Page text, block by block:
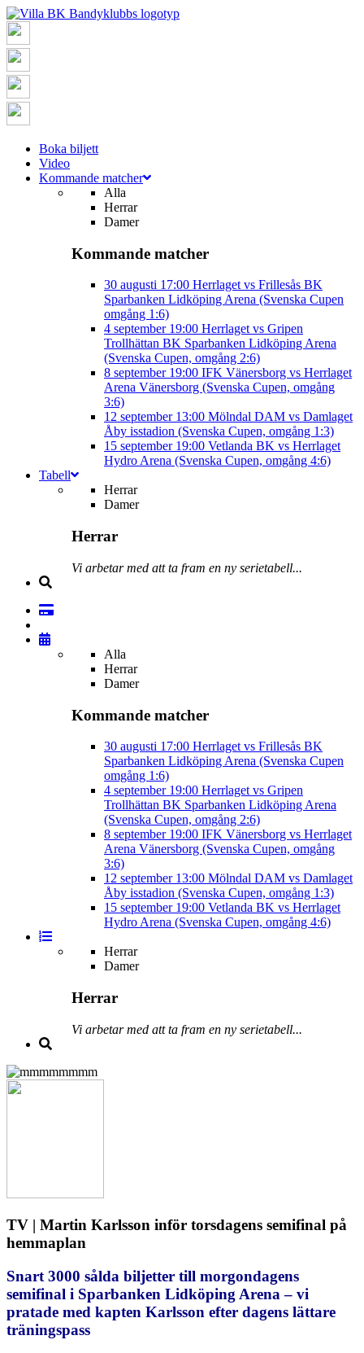
Boka biljett
Video
Kommande matcher
Alla
Herrar
Damer
Kommande matcher
30 augusti 17:00 Herrlaget vs Frillesås BK
Sparbanken Lidköping Arena (Svenska Cupen
omgång 1:6)
4 september 19:00 Herrlaget vs Gripen
Trollhättan BK Sparbanken Lidköping Arena
(Svenska Cupen, omgång 2:6)
8 september 19:00 IFK Vänersborg vs Herrlaget
Arena Vänersborg (Svenska Cupen, omgång
3:6)
12 september 13:00 Mölndal DAM vs Damlaget
Åby isstadion (Svenska Cupen, omgång 1:3)
15 september 19:00 Vetlanda BK vs Herrlaget
Hydro Arena (Svenska Cupen, omgång 4:6)
Tabell
Herrar
Damer
Herrar
Vi arbetar med att ta fram en ny serietabell...
Alla
Herrar
Damer
Kommande matcher
30 augusti 17:00 Herrlaget vs Frillesås BK
Sparbanken Lidköping Arena (Svenska Cupen
omgång 1:6)
4 september 19:00 Herrlaget vs Gripen
Trollhättan BK Sparbanken Lidköping Arena
(Svenska Cupen, omgång 2:6)
8 september 19:00 IFK Vänersborg vs Herrlaget
Arena Vänersborg (Svenska Cupen, omgång
3:6)
12 september 13:00 Mölndal DAM vs Damlaget
Åby isstadion (Svenska Cupen, omgång 1:3)
15 september 19:00 Vetlanda BK vs Herrlaget
Hydro Arena (Svenska Cupen, omgång 4:6)
Herrar
Damer
Herrar
Vi arbetar med att ta fram en ny serietabell...
TV | Martin Karlsson inför torsdagens semifinal på
hemmaplan
Snart 3000 sålda biljetter till morgondagens
semifinal i Sparbanken Lidköping Arena – vi
pratade med kapten Karlsson efter dagens lättare
träningspass